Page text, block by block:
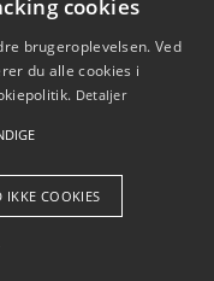
påvirker vores
cookies
brugeroplevelsen. Ved
du alle cookies i
Detaljer
IKKE COOKIES